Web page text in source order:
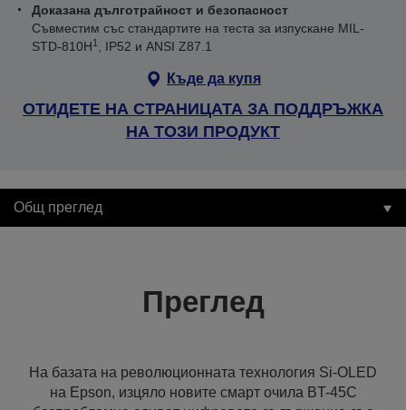
Доказана дълготрайност и безопасност
Съвместим със стандартите на теста за изпускане MIL-
STD-810H1 , IP52 и ANSI Z87.1
Къде да купя
ОТИДЕТЕ НА СТРАНИЦАТА ЗА ПОДДРЪЖКА
НА ТОЗИ ПРОДУКТ
Общ преглед
Преглед
На базата на революционната технология Si-OLED
на Epson, изцяло новите смарт очила BT-45C